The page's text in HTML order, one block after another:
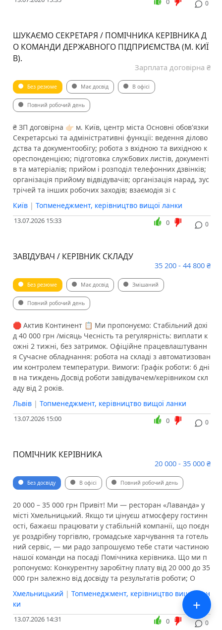
0
ШУКАЄМО СЕКРЕТАРЯ / ПОМІЧНИКА КЕРІВНИКА Д
О КОМАНДИ ДЕРЖАВНОГО ПІДПРИЄМСТВА (М. КИЇ
В).
Зарплата договірна ₴
Без резюме Має досвід В офісі
Повний робочий день
₴ ЗП договірна 👉🏻 м. Київ, центр міста Основні обов'язки
️Секретарські та адміністративні функції: ведення ділово
дства та документообігу; робота з вхідною та вихідною к
ореспонденцією; підготовка службових листів, документі
в та матеріалів; прийом і розподіл телефонних дзвінків;
організація прийому відвідувачів; організація нарад, зус
трічей та інших робочих заходів; взаємодія зі с
Київ | Топменеджмент, керівництво вищої ланки
13.07.2026 15:33 0
0
ЗАВІДУВАЧ / КЕРІВНИК СКЛАДУ
35 200 - 44 800 ₴
Без резюме Має досвід Змішаний
Повний робочий день
🛑 Актив Континент 📋 Ми пропонуємо: Стабільний дохі
д 40 000 грн /місяць Чесність та регулярність: виплати к
ожні 2 тижні, без затримок. Офіційне працевлаштуванн
я Сучасне обладнання: робота на складі з автоматизован
им контролем температури. Вимоги: Графік роботи: 6 дні
в на тиждень Досвід роботи завідувачем/керівником скл
аду від 2 років.
Львів | Топменеджмент, керівництво вищої ланки
13.07.2026 15:00 0
0
ПОМІЧНИК КЕРІВНИКА
20 000 - 35 000 ₴
Без досвіду В офісі Повний робочий день
20 000 – 35 000 грн Привіт! Ми — ресторан «Лаванда» у
місті Хмельницький. Якщо ти цінуєш атмосферу гостинн
ості, бажаєш працювати у стабільній компанії, що поєдн
ує роздрібну торгівлю, громадське харчування та готель
ний сервіс, — ми радо запрошуємо тебе стати частиною
нашої команди на посаді Помічника керівника. Що ми п
ропонуємо: Конкурентну заробітну плату від 20 000 до 35
000 грн залежно від досвіду та результатів роботи; О
Хмельницький | Топменеджмент, керівництво вищої лан
ки
13.07.2026 14:31 0
0
+